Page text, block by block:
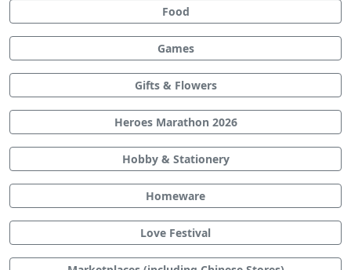
Food
Games
Gifts & Flowers
Heroes Marathon 2026
Hobby & Stationery
Homeware
Love Festival